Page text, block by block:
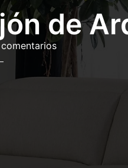
de